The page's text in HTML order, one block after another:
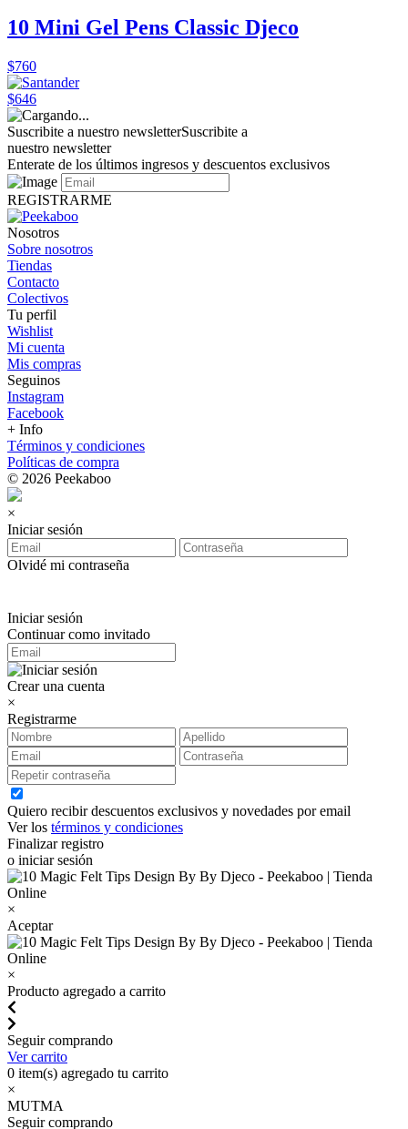
10 Mini Gel Pens Classic Djeco
$760
$646
Suscribite a nuestro newsletterSuscribite a
nuestro newsletter
Enterate de los últimos ingresos y descuentos exclusivos
REGISTRARME
Nosotros
Sobre nosotros
Tiendas
Contacto
Colectivos
Tu perfil
Wishlist
Mi cuenta
Mis compras
Seguinos
Instagram
Facebook
+ Info
Términos y condiciones
Políticas de compra
© 2026 Peekaboo
×
Iniciar sesión
Olvidé mi contraseña
Iniciar sesión
Continuar como invitado
Crear una cuenta
×
Registrarme
Quiero recibir descuentos exclusivos y novedades por email
Ver los términos y condiciones
Finalizar registro
o iniciar sesión
×
Aceptar
×
Producto agregado a carrito
Seguir comprando
Ver carrito
0 item(s) agregado tu carrito
×
MUTMA
Seguir comprando